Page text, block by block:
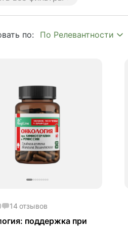
микродозинг
билоба
по:
14 отзывов
поддержка при